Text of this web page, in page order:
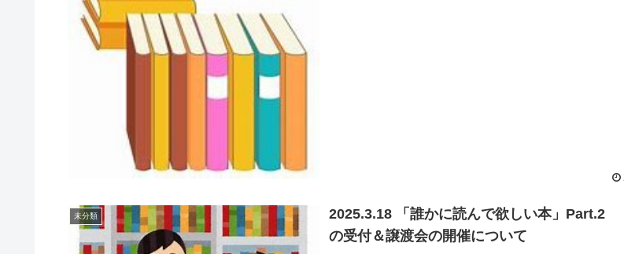
未分類
2025.3.18 「誰かに読んで欲しい本」
の受付＆譲渡会の開催について